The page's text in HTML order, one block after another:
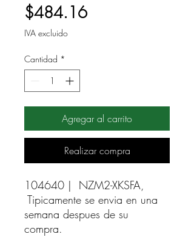
$484.16Precio
IVA excluido
Cantidad *
Agregar al carrito
Realizar compra
104640 |  NZM2-XKSFA,
Tipicamente se envia en una
semana despues de su
compra.